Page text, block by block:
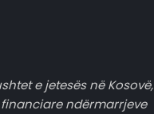
e jetesës në Kosovë,
ndërmarrjeve